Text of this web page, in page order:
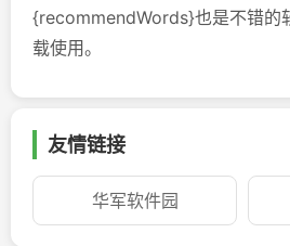
{recommendWords}也是不错的
载使用。
友情链接
华军软件园